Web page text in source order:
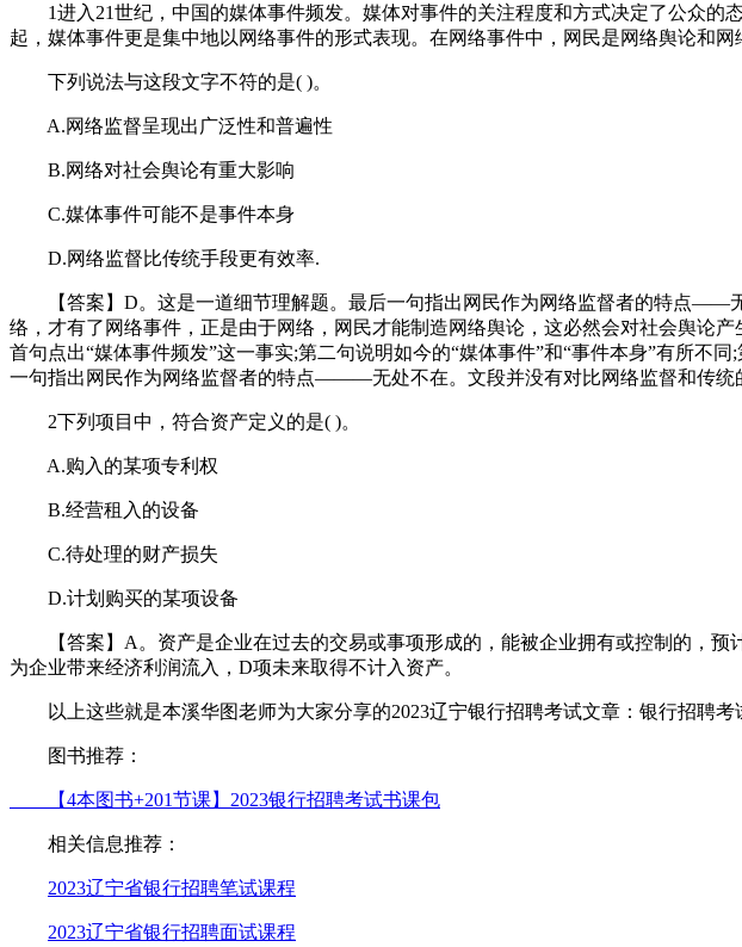
1进入21世纪，中国的媒体事件频发。媒体对事件的关注程度和方式决定了公众的
起，媒体事件更是集中地以网络事件的形式表现。在网络事件中，网民是网络舆论和
下列说法与这段文字不符的是( )。
A.网络监督呈现出广泛性和普遍性
B.网络对社会舆论有重大影响
C.媒体事件可能不是事件本身
D.网络监督比传统手段更有效率.
【答案】D。这是一道细节理解题。最后一句指出网民作为网络监督者的特点——
络，才有了网络事件，正是由于网络，网民才能制造网络舆论，这必然会对社会舆论
首句点出“媒体事件频发”这一事实;第二句说明如今的“媒体事件”和“事件本身”有所不
一句指出网民作为网络监督者的特点———无处不在。文段并没有对比网络监督和传统
2下列项目中，符合资产定义的是( )。
A.购入的某项专利权
B.经营租入的设备
C.待处理的财产损失
D.计划购买的某项设备
【答案】A。资产是企业在过去的交易或事项形成的，能被企业拥有或控制的，预
为企业带来经济利润流入，D项未来取得不计入资产。
以上这些就是本溪华图老师为大家分享的2023辽宁银行招聘考试文章：银行招聘考
图书推荐：
【4本图书+201节课】2023银行招聘考试书课包
相关信息推荐：
2023辽宁省银行招聘笔试课程
2023辽宁省银行招聘面试课程